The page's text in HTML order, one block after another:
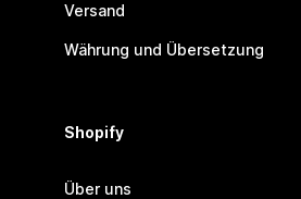
Versand
Währung und Übersetzung
Shopify
Über uns